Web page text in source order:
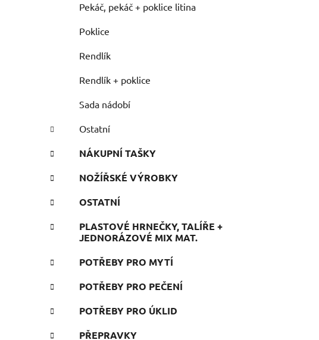
Pekáč, pekáč + poklice litina
Poklice
Rendlík
Rendlík + poklice
Sada nádobí
Ostatní
NÁKUPNÍ TAŠKY
NOŽÍŘSKÉ VÝROBKY
OSTATNÍ
PLASTOVÉ HRNEČKY, TALÍŘE +
JEDNORÁZOVÉ MIX MAT.
POTŘEBY PRO MYTÍ
POTŘEBY PRO PEČENÍ
POTŘEBY PRO ÚKLID
PŘEPRAVKY